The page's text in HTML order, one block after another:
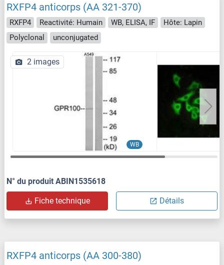
RXFP4 anticorps (AA 321-370)
RXFP4 Reactivité: Humain WB, ELISA, IF
Hôte: Lapin
Polyclonal
unconjugated
WB
2 images
N° du produit ABIN1535618
Fiche technique Détails
RXFP4 anticorps (AA 300-380)